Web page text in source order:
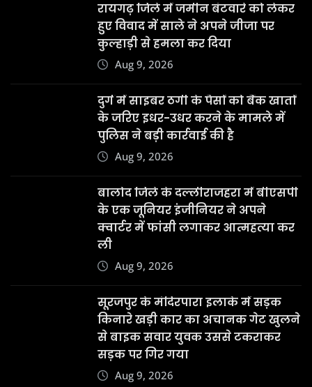
रायगढ़ जिले में जमीन बंटवारे को लेकर
हुए विवाद में साले ने अपने जीजा पर
कुल्हाड़ी से हमला कर दिया
Aug 9, 2026
दुर्ग में साइबर ठगी के पैसों को बैंक खातों
के जरिए इधर-उधर करने के मामले में
पुलिस ने बड़ी कार्रवाई की है
Aug 9, 2026
बालोद जिले के दल्लीराजहरा में बीएसपी
के एक जूनियर इंजीनियर ने अपने
क्वार्टर में फांसी लगाकर आत्महत्या कर
ली
Aug 9, 2026
सूरजपुर के मंदिरपारा इलाके में सड़क
किनारे खड़ी कार का अचानक गेट खुलने
से बाइक सवार युवक उससे टकराकर
सड़क पर गिर गया
Aug 9, 2026